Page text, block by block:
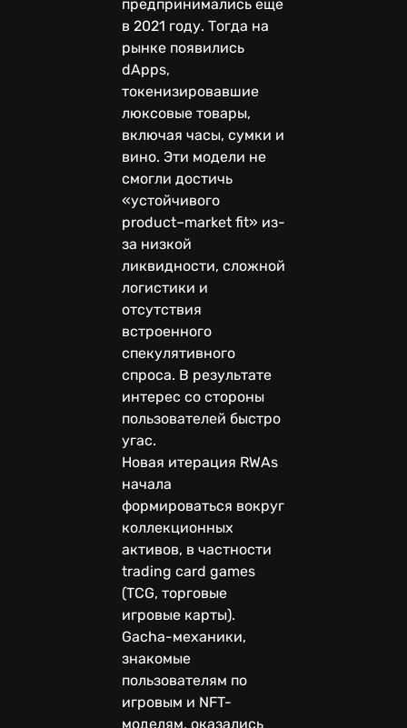
предпринимались еще
в 2021 году. Тогда на
рынке появились
dApps,
токенизировавшие
люксовые товары,
включая часы, сумки и
вино. Эти модели не
смогли достичь
«устойчивого
product–market fit» из-
за низкой
ликвидности, сложной
логистики и
отсутствия
встроенного
спекулятивного
спроса. В результате
интерес со стороны
пользователей быстро
угас.
Новая итерация RWAs
начала
формироваться вокруг
коллекционных
активов, в частности
trading card games
(TCG, торговые
игровые карты).
Gacha-механики,
знакомые
пользователям по
игровым и NFT-
моделям, оказались